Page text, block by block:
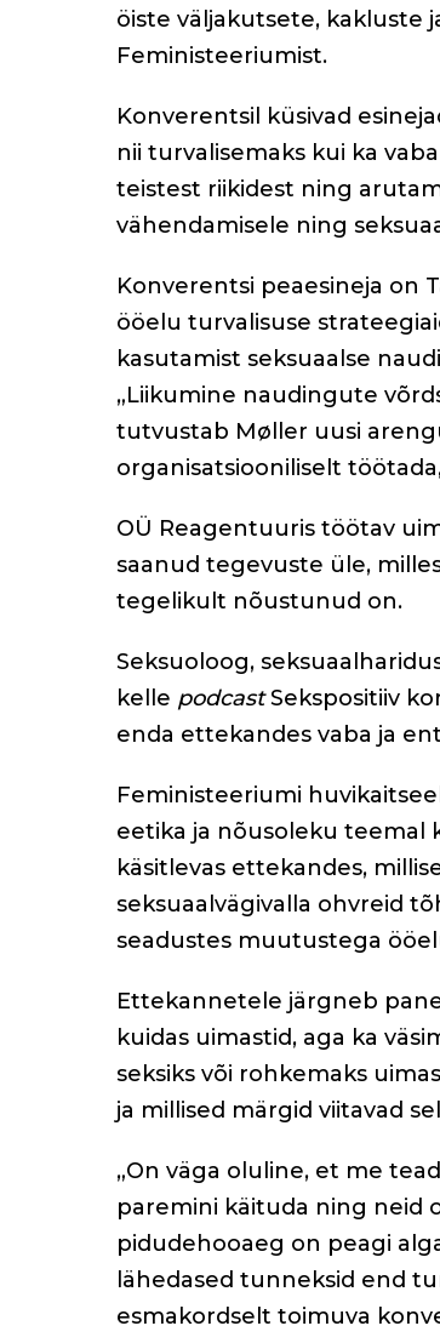
o
k
öiste väljakutsete, kakluste
Feministeeriumist.
Konverentsil küsivad
nii turvalisemaks kui ka
teistest riikidest ning
vähendamisele ning
Konverentsi peaesineja on
ööelu turvalisuse
kasutamist seksuaalse
„Liikumine naudingute
tutvustab Møller uusi
organisatsiooniliselt
OÜ Reagentuuris töötav
saanud tegevuste üle,
tegelikult nõustunud on.
Seksuoloog,
kelle podcastSekspositiiv
enda ettekandes vaba ja
Feministeeriumi
eetika ja nõusoleku teemal
käsitlevas ettekandes,
seksuaalvägivalla ohvreid
seadustes muutustega
Ettekannetele järgneb
kuidas uimastid, aga ka
seksiks või rohkemaks
ja millised märgid viitavad
„On väga oluline, et me
paremini käituda ning neid
pidudehooaeg on peagi
lähedased tunneksid end
esmakordselt toimuva